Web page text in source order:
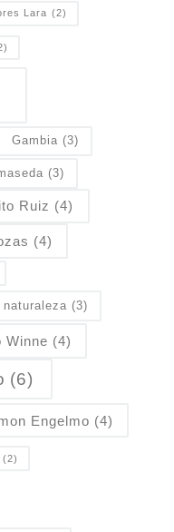
Lara (2)
Gambia (3)
(3)
Ruiz (4)
(4)
naturaleza (3)
Winne (4)
(6)
Engelmo (4)
(2)